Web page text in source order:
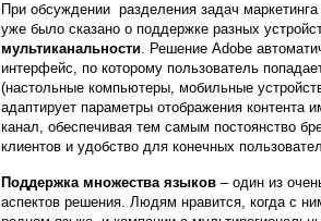
При обсуждении разделения задач
уже было сказано о поддержке разных
мультиканальности. Решение Adobe
интерфейс, по которому пользователь
(настольные компьютеры, мобильные
адаптирует параметры отображения контента
канал, обеспечивая тем самым постоянство
клиентов и удобство для конечных
Поддержка множества языков – один из
аспектов решения. Людям нравится, когда с